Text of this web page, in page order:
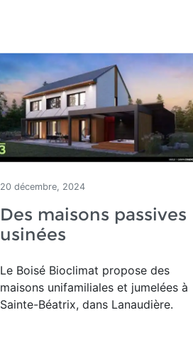
20 décembre, 2024
Des maisons passives
usinées
Le Boisé Bioclimat propose des
maisons unifamiliales et jumelées à
Sainte-Béatrix, dans Lanaudière.